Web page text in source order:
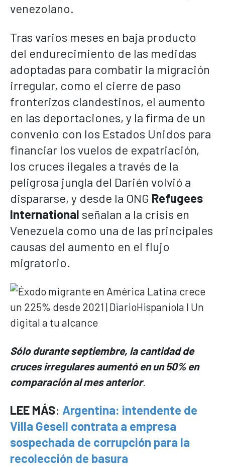
venezolano.
Tras varios meses en baja producto
del endurecimiento de las medidas
adoptadas para combatir la migración
irregular, como el cierre de paso
fronterizos clandestinos, el aumento
en las deportaciones, y la firma de un
convenio con los Estados Unidos para
financiar los vuelos de expatriación,
los cruces ilegales a través de la
peligrosa jungla del Darién volvió a
dispararse, y desde la ONG Refugees
International señalan a la crisis en
Venezuela como una de las principales
causas del aumento en el flujo
migratorio.
Sólo durante septiembre, la cantidad de
cruces irregulares aumentó en un 50% en
comparación al mes anterior.
LEE MÁS: Argentina: intendente de
Villa Gesell contrata a empresa
sospechada de corrupción para la
recolección de basura